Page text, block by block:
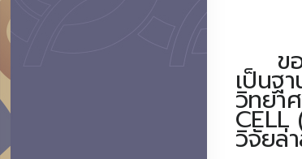
ขอเ
เป็นฐ
วิทยา
CELL
วิจัยล่